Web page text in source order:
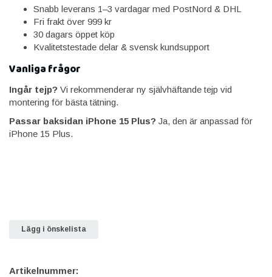
Snabb leverans 1–3 vardagar med PostNord & DHL
Fri frakt över 999 kr
30 dagars öppet köp
Kvalitetstestade delar & svensk kundsupport
Vanliga frågor
Ingår tejp? Vi rekommenderar ny självhäftande tejp vid
montering för bästa tätning.
Passar baksidan iPhone 15 Plus? Ja, den är anpassad för
iPhone 15 Plus.
Lägg i önskelista
Artikelnummer: